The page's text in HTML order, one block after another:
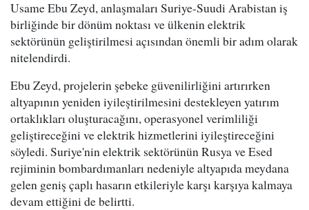
Usame Ebu Zeyd, anlaşmaları Suriye-Suudi Arabistan iş
birliğinde bir dönüm noktası ve ülkenin elektrik
sektörünün geliştirilmesi açısından önemli bir adım olarak
nitelendirdi.
Ebu Zeyd, projelerin şebeke güvenilirliğini artırırken
altyapının yeniden iyileştirilmesini destekleyen yatırım
ortaklıkları oluşturacağını, operasyonel verimliliği
geliştireceğini ve elektrik hizmetlerini iyileştireceğini
söyledi. Suriye'nin elektrik sektörünün Rusya ve Esed
rejiminin bombardımanları nedeniyle altyapıda meydana
gelen geniş çaplı hasarın etkileriyle karşı karşıya kalmaya
devam ettiğini de belirtti.